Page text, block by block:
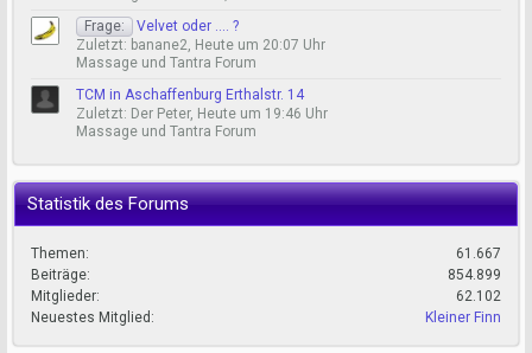
Frage:
Velvet oder .... ?
Zuletzt: banane2, Heute um 20:07 Uhr
Massage und Tantra Forum
TCM in Aschaffenburg Erthalstr. 14
Zuletzt: Der Peter, Heute um 19:46 Uhr
Massage und Tantra Forum
Statistik des Forums
Themen:
61.667
Beiträge:
854.899
Mitglieder:
62.102
Neuestes Mitglied:
Kleiner Finn